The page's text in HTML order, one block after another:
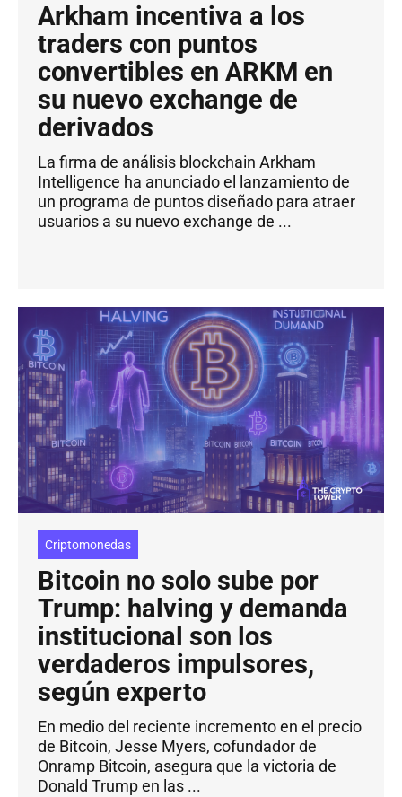
Arkham incentiva a los
traders con puntos
convertibles en ARKM en
su nuevo exchange de
derivados
La firma de análisis blockchain Arkham
Intelligence ha anunciado el lanzamiento de
un programa de puntos diseñado para atraer
usuarios a su nuevo exchange de ...
Criptomonedas
Bitcoin no solo sube por
Trump: halving y demanda
institucional son los
verdaderos impulsores,
según experto
En medio del reciente incremento en el precio
de Bitcoin, Jesse Myers, cofundador de
Onramp Bitcoin, asegura que la victoria de
Donald Trump en las ...